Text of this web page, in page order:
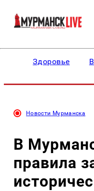
Здоровье
Новости Мурманска
В
правила